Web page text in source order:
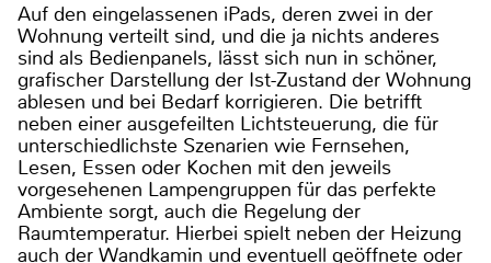
Auf den eingelassenen iPads, deren zwei in der
Wohnung verteilt sind, und die ja nichts anderes
sind als Bedienpanels, lässt sich nun in schöner,
grafischer Darstellung der Ist-Zustand der Wohnung
ablesen und bei Bedarf korrigieren. Die betrifft
neben einer ausgefeilten Lichtsteuerung, die für
unterschiedlichste Szenarien wie Fernsehen,
Lesen, Essen oder Kochen mit den jeweils
vorgesehenen Lampengruppen für das perfekte
Ambiente sorgt, auch die Regelung der
Raumtemperatur. Hierbei spielt neben der Heizung
auch der Wandkamin und eventuell geöffnete oder